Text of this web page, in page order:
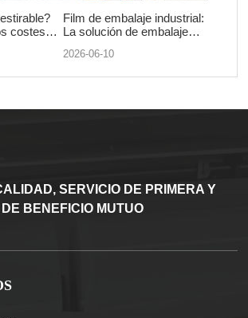
costes
Film de embalaje industrial:
La solución de embalaje
la protección de productos.
2026-06-10
SERVICIO DE PRIMERA Y
BENEFICIO MUTUO